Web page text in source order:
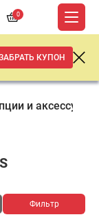
0
КУПОН
и
Фильтр